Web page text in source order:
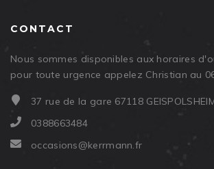
CONTACT
Nous sommes disponibles aux horaires
pour toute urgence appelez Christian au
37 rue de la gare 67118
0388663484
occasions@kerrmann.fr